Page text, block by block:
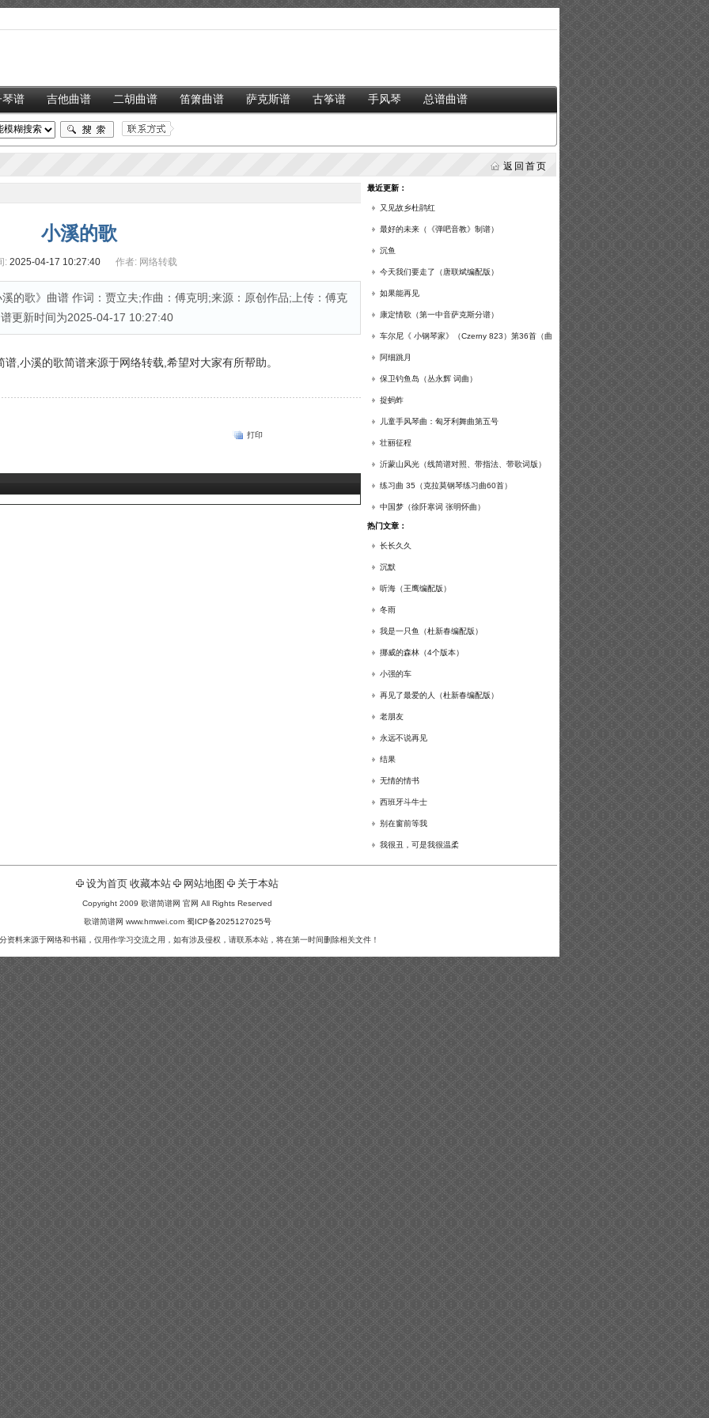
琴谱 吉他曲谱 二胡曲谱 笛箫曲谱 萨克斯谱 古筝谱 手风琴 总谱曲谱
返回首页
小溪的歌
: 2025-04-17 10:27:40 作者: 网络转载
的歌》曲谱 作词：贾立夫;作曲：傅克明;来源：原创作品;上传：傅克
更新时间为2025-04-17 10:27:40
,小溪的歌简谱来源于网络转载,希望对大家有所帮助。
打印
最近更新：
又见故乡杜鹃红
最好的未来（《弹吧音教》制谱）
沉鱼
今天我们要走了（唐联斌编配版）
如果能再见
康定情歌（第一中音萨克斯分谱）
车尔尼《 小钢琴家》（Czerny 823）第36首（曲
谱及练习提示）
阿细跳月
保卫钓鱼岛（丛永辉 词曲）
捉蚂蚱
儿童手风琴曲：匈牙利舞曲第五号
壮丽征程
沂蒙山风光（线简谱对照、带指法、带歌词版）
练习曲 35（克拉莫钢琴练习曲60首）
中国梦（徐阡寒词 张明怀曲）
热门文章：
长长久久
沉默
听海（王鹰编配版）
冬雨
我是一只鱼（杜新春编配版）
挪威的森林（4个版本）
小强的车
再见了最爱的人（杜新春编配版）
老朋友
永远不说再见
结果
无情的情书
西班牙斗牛士
别在窗前等我
我很丑，可是我很温柔
设为首页 收藏本站 网站地图 关于本站
Copyright 2009 歌谱简谱网 官网 All Rights Reserved
歌谱简谱网 www.hmwei.com 蜀ICP备2025127025号
资料来源于网络和书籍，仅用作学习交流之用，如有涉及侵权，请联系本站，将在第一时间删除相关文件！